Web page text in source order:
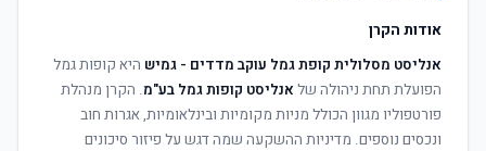
אודות הקרן
אנליסט מסלולית קופת גמל עוקב מדדים - גמיש היא קופות גמל
הפועלת תחת ניהולה של אנליסט קופות גמל בע"מ. הקרן מנהלת
פורטפוליו מגוון הכולל מניות מקומיות ובינלאומיות, אגרות חוב
ונכסים נוספים. מדיניות ההשקעה שמה דגש על פיזור סיכונים